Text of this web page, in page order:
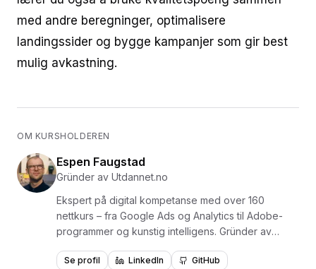
med andre beregninger, optimalisere
landingssider og bygge kampanjer som gir best
mulig avkastning.
OM KURSHOLDEREN
Espen Faugstad
Gründer av Utdannet.no
Ekspert på digital kompetanse med over 160
nettkurs – fra Google Ads og Analytics til Adobe-
programmer og kunstig intelligens. Gründer av
formidlere av digital læring, med over 1,5 millioner
Se profil LinkedIn GitHub